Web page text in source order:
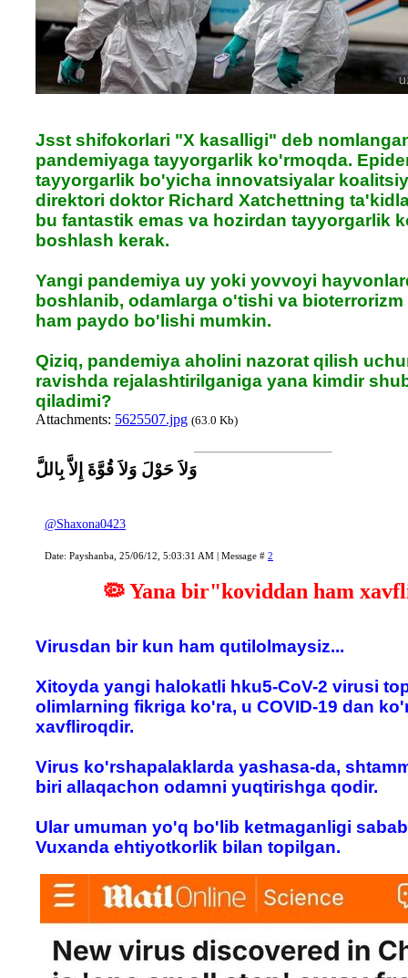
Jsst shifokorlari "X kasalligi" deb
pandemiyaga tayyorgarlik ko'rmoqda.
tayyorgarlik bo'yicha innovatsiyalar
direktori doktor Richard Xatchettning
bu fantastik emas va hozirdan tayyorgarlik
boshlash kerak.
Yangi pandemiya uy yoki yovvoyi
boshlanib, odamlarga o'tishi va
ham paydo bo'lishi mumkin.
Qiziq, pandemiya aholini nazorat qilish
ravishda rejalashtirilganiga yana kimdir
qiladimi?
Attachments: 5625507.jpg (63.0 Kb)
وَلاَ حَوْلَ وَلاَ قُوَّةَ إِلاَّ بِاللَّ
@Shaxona0423
Date: Payshanba, 25/06/12, 5:03:31 AM | Message # 2
🦠 Yana bir"koviddan ham
Virusdan bir kun ham qutilolmaysiz...
Xitoyda yangi halokatli hku5-CoV-2 virusi
olimlarning fikriga ko'ra, u COVID-19 dan
xavfliroqdir.
Virus ko'rshapalaklarda yashasa-da,
biri allaqachon odamni yuqtirishga qodir.
Ular umuman yo'q bo'lib ketmaganligi
Vuxanda ehtiyotkorlik bilan topilgan.